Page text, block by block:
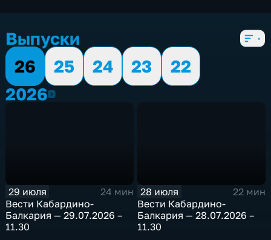
Выпуски
26
25 24 23
22
20262026
29 июля
24 мин
Bести Кабардино-
Балкария — 29.07.2026 –
11.30
28 июля
22 мин
Bести Кабардино-
Балкария — 28.07.2026 –
11.30